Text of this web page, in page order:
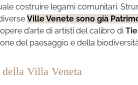
costruire legami comunitari.
Ville Venete sono già
d’arte di artisti del calibro di
del paesaggio e della
della Villa Veneta